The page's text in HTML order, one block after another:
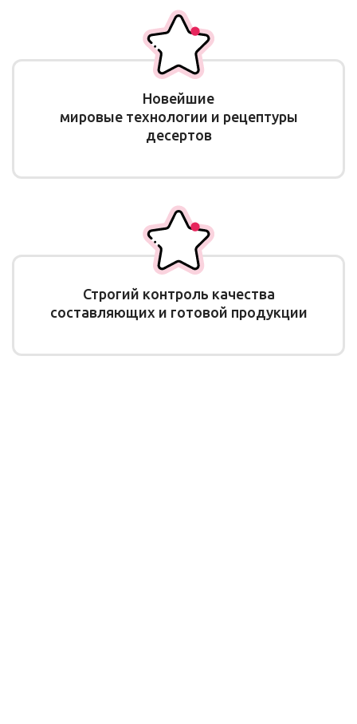
Новейшие
мировые технологии и рецептуры
десертов
Строгий контроль качества
составляющих и готовой продукции